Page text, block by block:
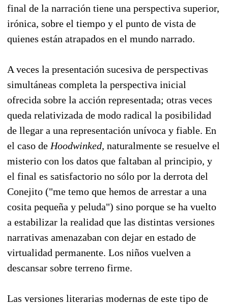
final de la narración tiene una perspectiva superior,
irónica, sobre el tiempo y el punto de vista de
quienes están atrapados en el mundo narrado.
A veces la presentación sucesiva de perspectivas
simultáneas completa la perspectiva inicial
ofrecida sobre la acción representada; otras veces
queda relativizada de modo radical la posibilidad
de llegar a una representación unívoca y fiable. En
el caso de Hoodwinked, naturalmente se resuelve el
misterio con los datos que faltaban al principio, y
el final es satisfactorio no sólo por la derrota del
Conejito ("me temo que hemos de arrestar a una
cosita pequeña y peluda") sino porque se ha vuelto
a estabilizar la realidad que las distintas versiones
narrativas amenazaban con dejar en estado de
virtualidad permanente. Los niños vuelven a
descansar sobre terreno firme.
Las versiones literarias modernas de este tipo de